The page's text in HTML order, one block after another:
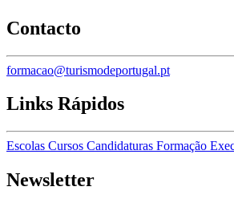
Contacto
formacao@turismodeportugal.pt
Links Rápidos
Escolas Cursos Candidaturas Formação
Newsletter